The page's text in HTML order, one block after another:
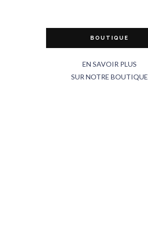
BOUTIQUE
EN SAVOIR PLUS
SUR NOTRE BOUTIQUE